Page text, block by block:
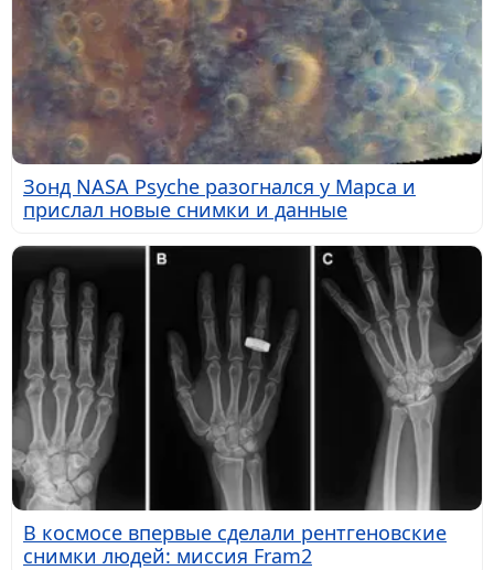
Зонд NASA Psyche разогнался у Марса и
прислал новые снимки и данные
В космосе впервые сделали рентгеновские
снимки людей: миссия Fram2